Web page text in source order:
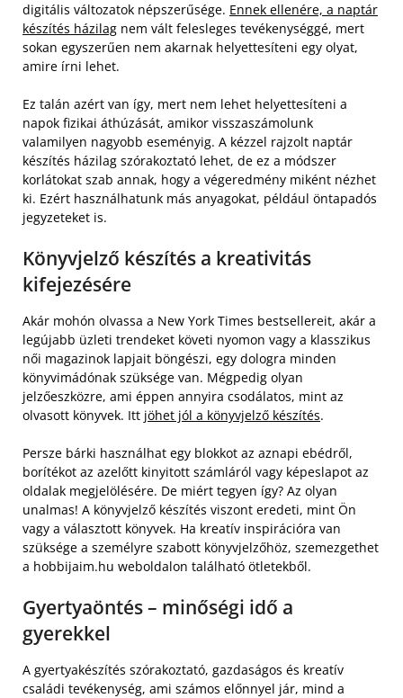
digitális változatok népszerűsége. Ennek ellenére, a naptár
készítés házilag nem vált felesleges tevékenységgé, mert
sokan egyszerűen nem akarnak helyettesíteni egy olyat,
amire írni lehet.
Ez talán azért van így, mert nem lehet helyettesíteni a
napok fizikai áthúzását, amikor visszaszámolunk
valamilyen nagyobb eseményig. A kézzel rajzolt naptár
készítés házilag szórakoztató lehet, de ez a módszer
korlátokat szab annak, hogy a végeredmény miként nézhet
ki. Ezért használhatunk más anyagokat, például öntapadós
jegyzeteket is.
Könyvjelző készítés a kreativitás
kifejezésére
Akár mohón olvassa a New York Times bestsellereit, akár a
legújabb üzleti trendeket követi nyomon vagy a klasszikus
női magazinok lapjait böngészi, egy dologra minden
könyvimádónak szüksége van. Mégpedig olyan
jelzőeszközre, ami éppen annyira csodálatos, mint az
olvasott könyvek. Itt jöhet jól a könyvjelző készítés.
Persze bárki használhat egy blokkot az aznapi ebédről,
borítékot az azelőtt kinyitott számláról vagy képeslapot az
oldalak megjelölésére. De miért tegyen így? Az olyan
unalmas! A könyvjelző készítés viszont eredeti, mint Ön
vagy a választott könyvek. Ha kreatív inspirációra van
szüksége a személyre szabott könyvjelzőhöz, szemezgethet
a hobbijaim.hu weboldalon található ötletekből.
Gyertyaöntés – minőségi idő a
gyerekkel
A gyertyakészítés szórakoztató, gazdaságos és kreatív
családi tevékenység, ami számos előnnyel jár, mind a